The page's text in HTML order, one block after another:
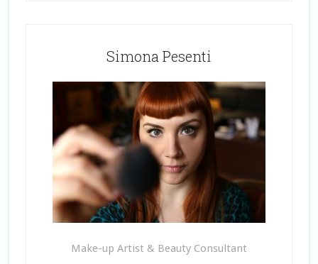
Simona Pesenti
Make-up Artist & Beauty Consultant